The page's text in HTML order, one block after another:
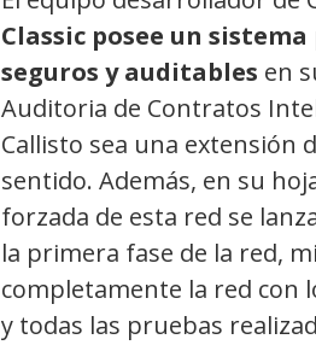
Classic posee un
seguros y auditables en
Auditoria de Contratos
Callisto sea una extensión
sentido. Además, en su
forzada de esta red se
la primera fase de la red,
completamente la red con
y todas las pruebas